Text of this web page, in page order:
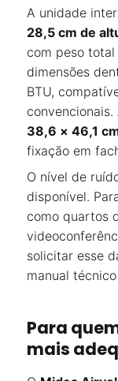
A unidade
28,5 cm de
com peso
dimensões
BTU,
38,6 × 46,1
fixação em
O nível de
disponível.
como quartos
solicitar esse
manual
Para
mais